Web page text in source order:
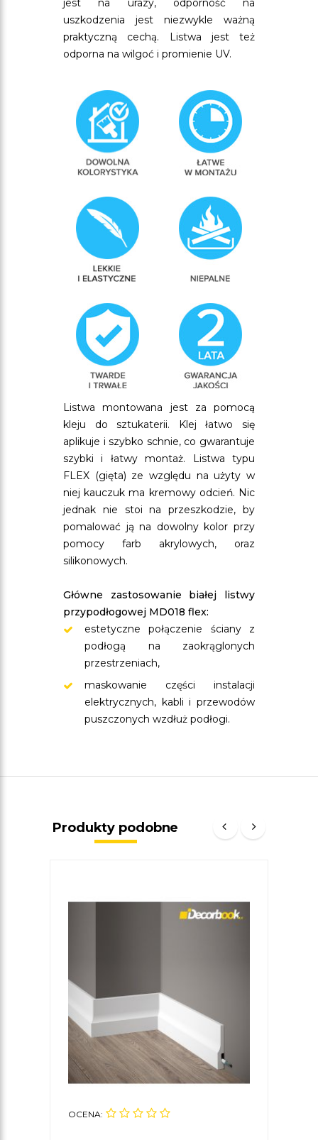
jest na urazy, odporność na
uszkodzenia jest niezwykle ważną
praktyczną cechą. Listwa jest też
odporna na wilgoć i promienie UV.
Listwa montowana jest za pomocą
kleju do sztukaterii. Klej łatwo się
aplikuje i szybko schnie, co gwarantuje
szybki i łatwy montaż. Listwa typu
FLEX (gięta) ze względu na użyty w
niej kauczuk ma kremowy odcień. Nic
jednak nie stoi na przeszkodzie, by
pomalować ją na dowolny kolor przy
pomocy farb akrylowych, oraz
silikonowych.
Główne zastosowanie białej listwy
przypodłogowej MD018 flex:
estetyczne połączenie ściany z
podłogą na zaokrąglonych
przestrzeniach,
maskowanie części instalacji
elektrycznych, kabli i przewodów
puszczonych wzdłuż podłogi.
Produkty podobne
OCENA: